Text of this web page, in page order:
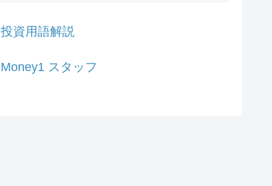
投資用語解説
Money1 スタッフ